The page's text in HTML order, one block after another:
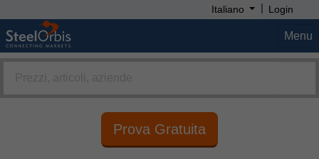
Italiano | Login
Menu
Prova Gratuita